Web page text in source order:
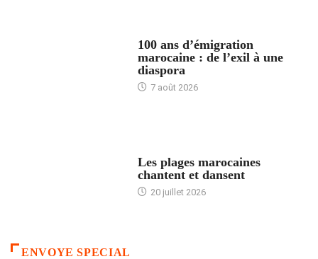
100 ans d’émigration
marocaine : de l’exil à une
diaspora
7 août 2026
Les plages marocaines
chantent et dansent
20 juillet 2026
ENVOYE SPECIAL